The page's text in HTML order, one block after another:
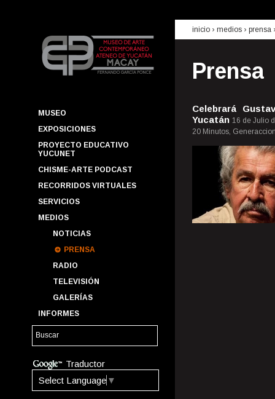
MUSEO
EXPOSICIONES
PROYECTO EDUCATIVO
YUCUNET
CHISME-ARTE PODCAST
RECORRIDOS VIRTUALES
SERVICIOS
MEDIOS
NOTICIAS
PRENSA
RADIO
TELEVISIÓN
GALERÍAS
INFORMES
Traductor
Select Language ▼
inicio › medios › prensa
Prensa
Celebrará
Yucatán 16 de Julio
20 Minutos,